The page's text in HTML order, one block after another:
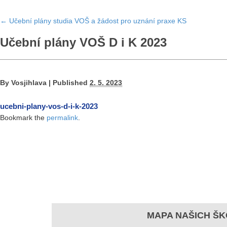
← Učební plány studia VOŠ a žádost pro uznání praxe KS
Učební plány VOŠ D i K 2023
By Vosjihlava | Published 2. 5. 2023
ucebni-plany-vos-d-i-k-2023
Bookmark the permalink.
MAPA NAŠICH